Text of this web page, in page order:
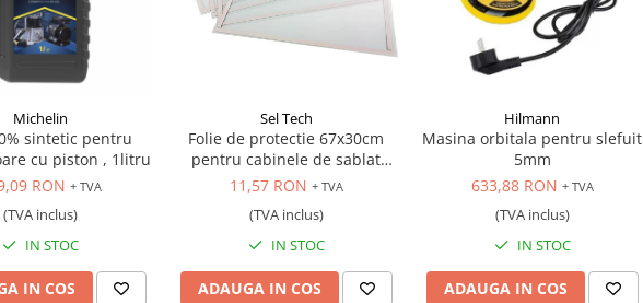
Michelin
sintetic pentru
cu piston , 1litru
RON + TVA
(TVA inclus)
IN STOC
IN COS
Sel Tech
Folie de protectie 67x30cm
pentru cabinele de sablat
industriale, cod ST8028 si
11,57 RON + TVA
(TVA inclus)
IN STOC
ADAUGA IN COS
Hilmann
Masina orbitala pentru slefuit
5mm
633,88 RON + TVA
(TVA inclus)
IN STOC
ADAUGA IN COS